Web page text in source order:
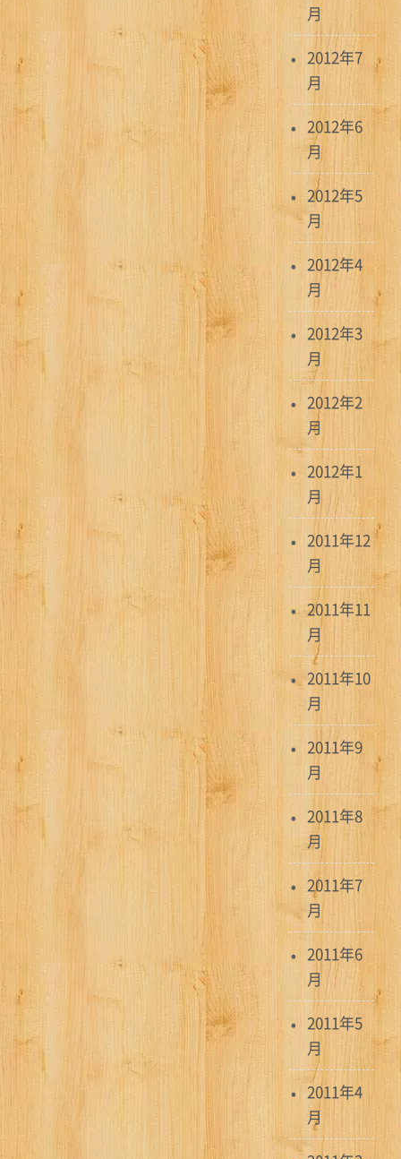
月
2012年7
月
2012年6
月
2012年5
月
2012年4
月
2012年3
月
2012年2
月
2012年1
月
2011年12
月
2011年11
月
2011年10
月
2011年9
月
2011年8
月
2011年7
月
2011年6
月
2011年5
月
2011年4
月